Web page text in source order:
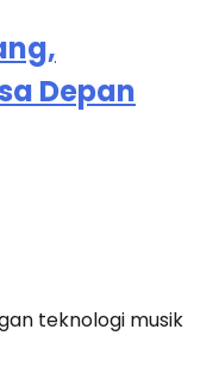
Depan
teknologi musik